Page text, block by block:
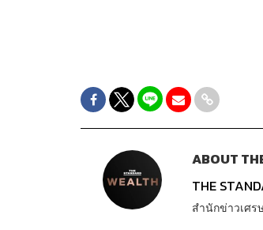
ABOUT
THE
สำนักข่าวเศร